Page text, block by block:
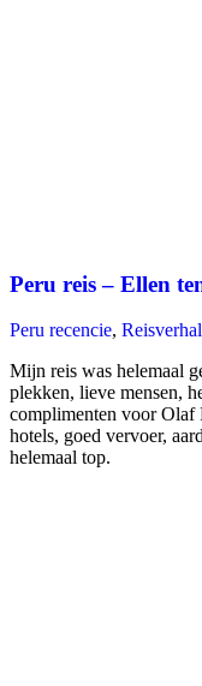
Peru reis – Ellen
Peru recencie,
Mijn reis was helemaal
plekken, lieve mensen,
complimenten voor Olaf
hotels, goed vervoer,
helemaal top.